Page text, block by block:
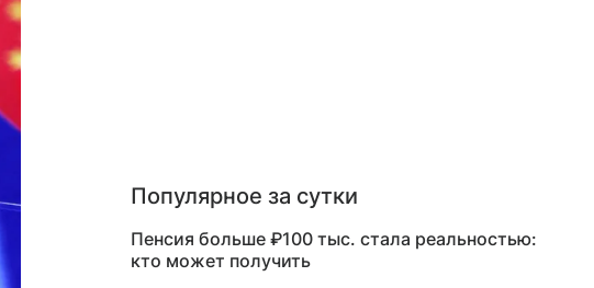
Популярное за сутки
Пенсия больше ₽100 тыс. стала реальностью:
кто может получить